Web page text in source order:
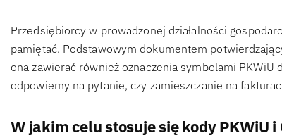
Przedsiębiorcy w prowadzonej działalności
pamiętać. Podstawowym dokumentem
ona zawierać również oznaczenia symbolami PKWiU
odpowiemy na pytanie, czy zamieszczanie na
W jakim celu stosuje się kody PKWiU i